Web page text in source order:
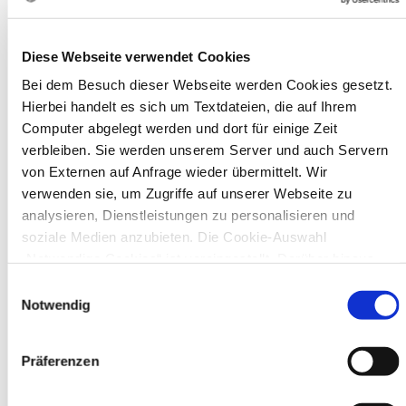
Diese Webseite verwendet Cookies
Bei dem Besuch dieser Webseite werden Cookies gesetzt.
Hierbei handelt es sich um Textdateien, die auf Ihrem
Computer abgelegt werden und dort für einige Zeit
verbleiben. Sie werden unserem Server und auch Servern
von Externen auf Anfrage wieder übermittelt. Wir
verwenden sie, um Zugriffe auf unserer Webseite zu
analysieren, Dienstleistungen zu personalisieren und
soziale Medien anzubieten. Die Cookie-Auswahl
(USA) mit unzureichendem Datenschutzniveau verarbeiten.
Überwachungszwecken von anderen missbraucht werden,
ohne dass Sie sich mit einem Rechtsbehelf hiervor
Notwendig
Präferenzen
In Recklinghausen gibt es verschiedene
Museen zu entdecken, darunter das
Ikonen-Museum und die
Kunsthalle.Mehr
Bürgerbeteiligung
Online-Beteiligungsportal der
es Möglichkeiten, sich an